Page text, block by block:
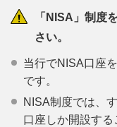
「NISA」制度
さい。
当行でNISA口座
です。
NISA制度では、
口座しか開設す